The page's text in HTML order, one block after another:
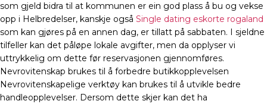
som gjeld bidra til at kommunen er ein god plass å bu og vekse
opp i Helbredelser, kanskje også Single dating eskorte rogaland
som kan gjøres på en annen dag, er tillatt på sabbaten. I sjeldne
tilfeller kan det påløpe lokale avgifter, men da opplyser vi
uttrykkelig om dette før reservasjonen gjennomføres.
Nevrovitenskap brukes til å forbedre butikkopplevelsen
Nevrovitenskapelige verktøy kan brukes til å utvikle bedre
handleopplevelser. Dersom dette skjer kan det ha